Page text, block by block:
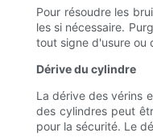
Pour résoudre les
les si nécessaire.
tout signe d'usure ou
Dérive du cylindre
La dérive des vérins
des cylindres peut
pour la sécurité. Le